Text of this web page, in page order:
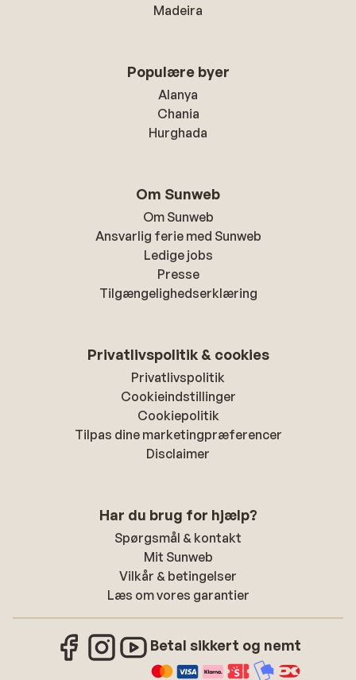
Madeira
Populære byer
Alanya
Chania
Hurghada
Om Sunweb
Om Sunweb
Ansvarlig ferie med Sunweb
Ledige jobs
Presse
Tilgængelighedserklæring
Privatlivspolitik & cookies
Privatlivspolitik
Cookieindstillinger
Cookiepolitik
Tilpas dine marketingpræferencer
Disclaimer
Har du brug for hjælp?
Spørgsmål & kontakt
Mit Sunweb
Vilkår & betingelser
Læs om vores garantier
Betal sikkert og nemt